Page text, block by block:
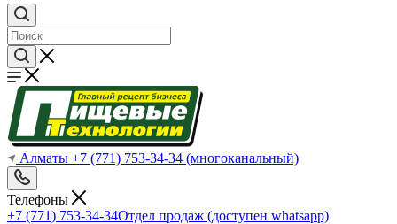
Алматы +7 (771) 753-34-34 (многоканальный)
Телефоны
+7 (771) 753-34-34Отдел продаж (доступен whatsapp)